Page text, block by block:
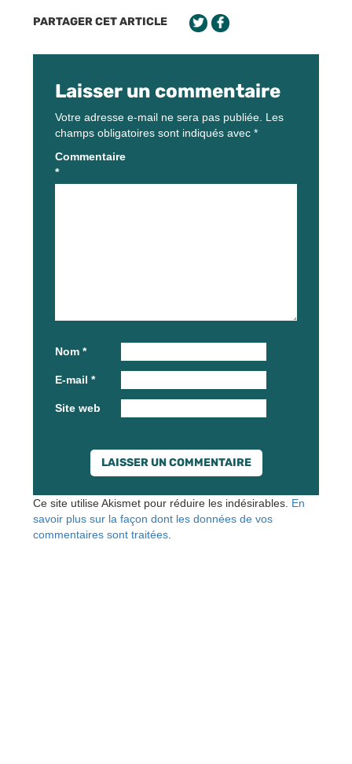
PARTAGER CET ARTICLE
Laisser un commentaire
Votre adresse e-mail ne sera pas publiée. Les
champs obligatoires sont indiqués avec *
Commentaire
*
Nom *
E-mail *
Site web
Ce site utilise Akismet pour réduire les indésirables. En
savoir plus sur la façon dont les données de vos
commentaires sont traitées